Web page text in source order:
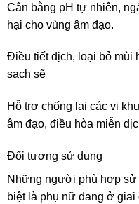
Cân bằng pH tự nhiên,
hại cho vùng âm đạo.
Điều tiết dịch, loại bỏ mùi
sạch sẽ
Hỗ trợ chống lại các vi
âm đạo, điều hòa miễn
Đối tượng sử dụng
Những người phù hợp
biệt là phụ nữ đang ở giai